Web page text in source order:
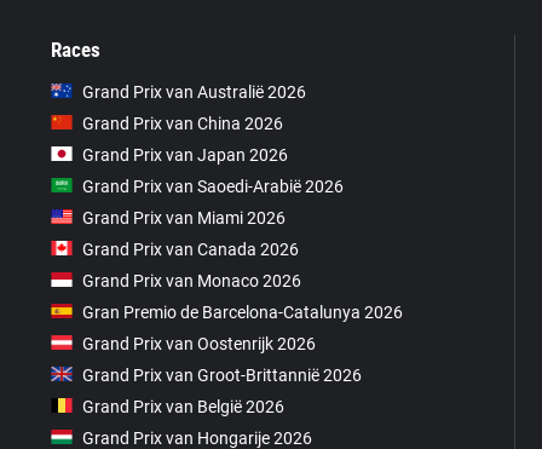
Races
Grand Prix van Australië 2026
Grand Prix van China 2026
Grand Prix van Japan 2026
Grand Prix van Saoedi-Arabië 2026
Grand Prix van Miami 2026
Grand Prix van Canada 2026
Grand Prix van Monaco 2026
Gran Premio de Barcelona-Catalunya 2026
Grand Prix van Oostenrijk 2026
Grand Prix van Groot-Brittannië 2026
Grand Prix van België 2026
Grand Prix van Hongarije 2026